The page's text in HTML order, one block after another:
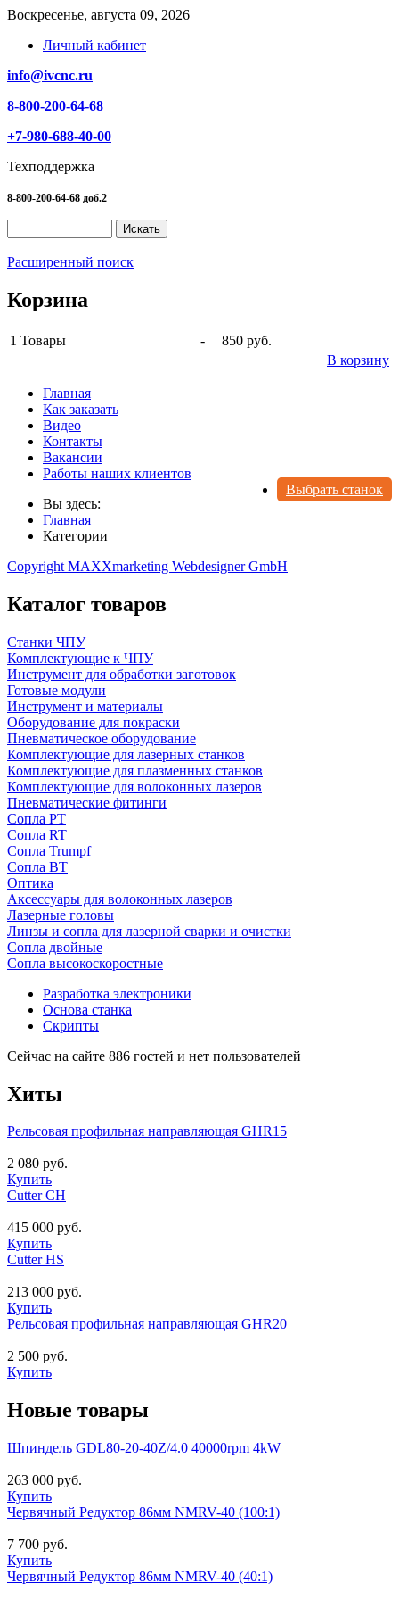
Воскресенье, августа 09, 2026
Личный кабинет
info@ivcnc.ru
8-800-200-64-68
+7-980-688-40-00
Техподдержка
8-800-200-64-68 доб.2
Расширенный поиск
Корзина
1 Товары -
850 руб.
В корзину
Главная
Как заказать
Видео
Контакты
Вакансии
Работы наших клиентов
Выбрать станок
Вы здесь:
Главная
Категории
Copyright MAXXmarketing Webdesigner GmbH
Каталог товаров
Станки ЧПУ
Комплектующие к ЧПУ
Инструмент для обработки заготовок
Готовые модули
Инструмент и материалы
Оборудование для покраски
Пневматическое оборудование
Комплектующие для лазерных станков
Комплектующие для плазменных станков
Комплектующие для волоконных лазеров
Пневматические фитинги
Сопла PT
Сопла RT
Сопла Trumpf
Сопла BT
Оптика
Аксессуары для волоконных лазеров
Лазерные головы
Линзы и сопла для лазерной сварки и очистки
Сопла двойные
Сопла высокоскоростные
Разработка электроники
Основа станка
Скрипты
Сейчас на сайте 886 гостей и нет пользователей
Хиты
Рельсовая профильная направляющая GHR15
2 080 руб.
Купить
Cutter CH
415 000 руб.
Купить
Cutter HS
213 000 руб.
Купить
Рельсовая профильная направляющая GHR20
2 500 руб.
Купить
Новые товары
Шпиндель GDL80-20-40Z/4.0 40000rpm 4kW
263 000 руб.
Купить
Червячный Редуктор 86мм NMRV-40 (100:1)
7 700 руб.
Купить
Червячный Редуктор 86мм NMRV-40 (40:1)